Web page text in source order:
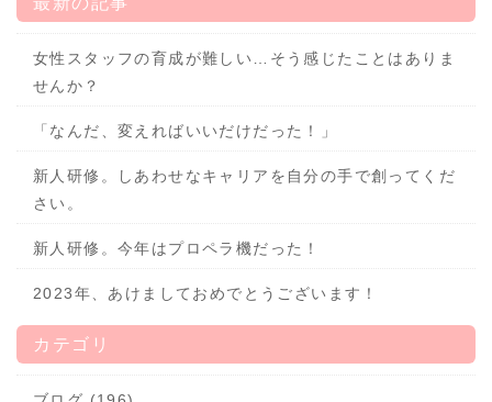
女性スタッフの育成が難しい…そう感じたことはありま
せんか？
「なんだ、変えればいいだけだった！」
新人研修。しあわせなキャリアを自分の手で創ってくだ
さい。
新人研修。今年はプロペラ機だった！
2023年、あけましておめでとうございます！
カテゴリ